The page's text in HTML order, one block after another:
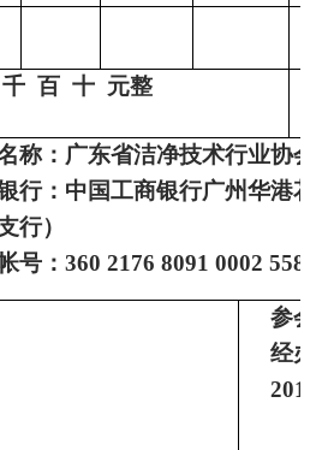
百 十 元整
称：广东省洁净技术行业协会
行：中国工商银行广州华港
行）
号：360 2176 8091 0002 5586
参会
经办
201